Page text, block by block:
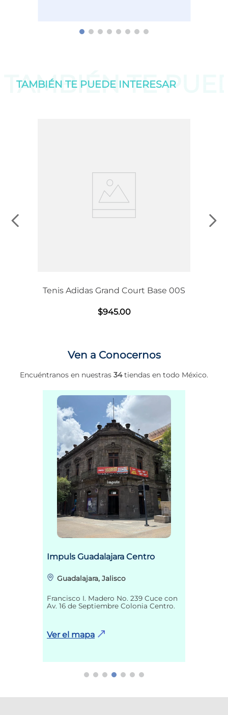
TAMBIÉN TE
TAMBIÉN TE PUEDE INTERESAR
Tenis Adidas Grand Court Base 00S
$945.00
Ven a Conocernos
Encuéntranos en nuestras 34tiendas en todo México.
Impuls Guadalajara Centro
Guadalajara, Jalisco
Francisco I. Madero No. 239 Cuce con
Av. 16 de Septiembre Colonia Centro.
Ver el mapa